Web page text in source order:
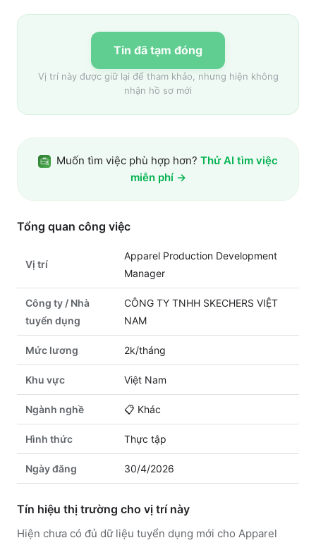
Tin đã tạm đóng
Vị trí này được giữ lại để tham khảo, nhưng hiện không
nhận hồ sơ mới
Muốn tìm việc phù hợp hơn? Thử AI tìm việc
miễn phí →
Tổng quan công việc
Vị trí
Apparel Production Development
Manager
Công ty / Nhà
tuyển dụng
CÔNG TY TNHH SKECHERS VIỆT
NAM
Mức lương 2k/tháng
Khu vực Việt Nam
Ngành nghề 📋 Khác
Hình thức Thực tập
Ngày đăng 30/4/2026
Tín hiệu thị trường cho vị trí này
Hiện chưa có đủ dữ liệu tuyển dụng mới cho Apparel